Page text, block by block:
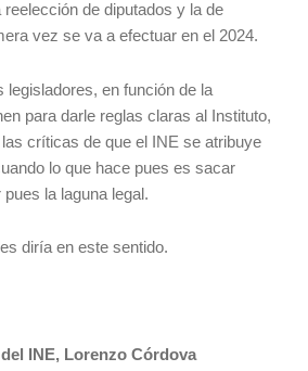
de diputados y la de
vez se va a efectuar en el 2024.
legisladores, en función de la
para darle reglas claras al Instituto,
críticas de que el INE se atribuye
lo que hace pues es sacar
la laguna legal.
diría en este sentido.
INE, Lorenzo Córdova